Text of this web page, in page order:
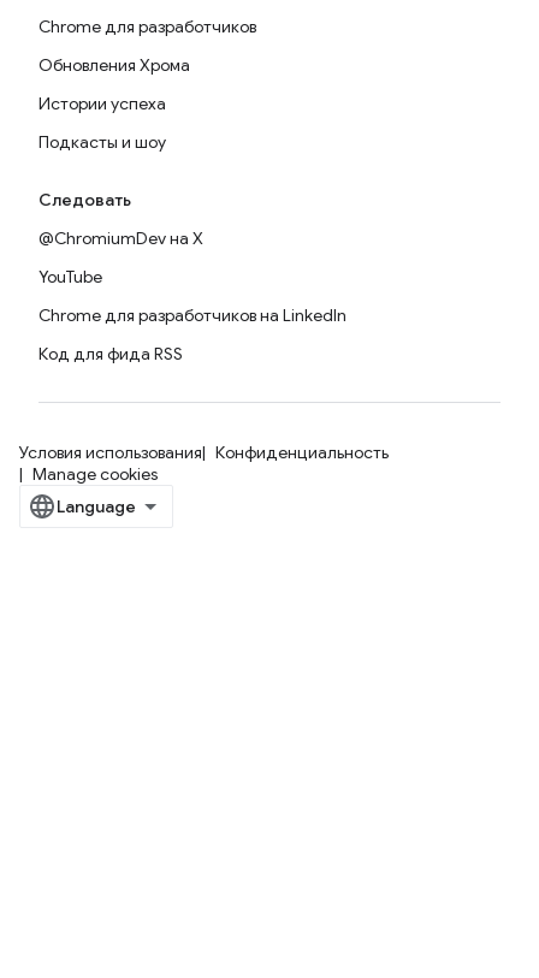
Chrome для разработчиков
Обновления Хрома
Истории успеха
Подкасты и шоу
Следовать
@ChromiumDev на X
YouTube
Chrome для разработчиков на LinkedIn
Код для фида RSS
Условия использования
Конфиденциальность
Manage cookies